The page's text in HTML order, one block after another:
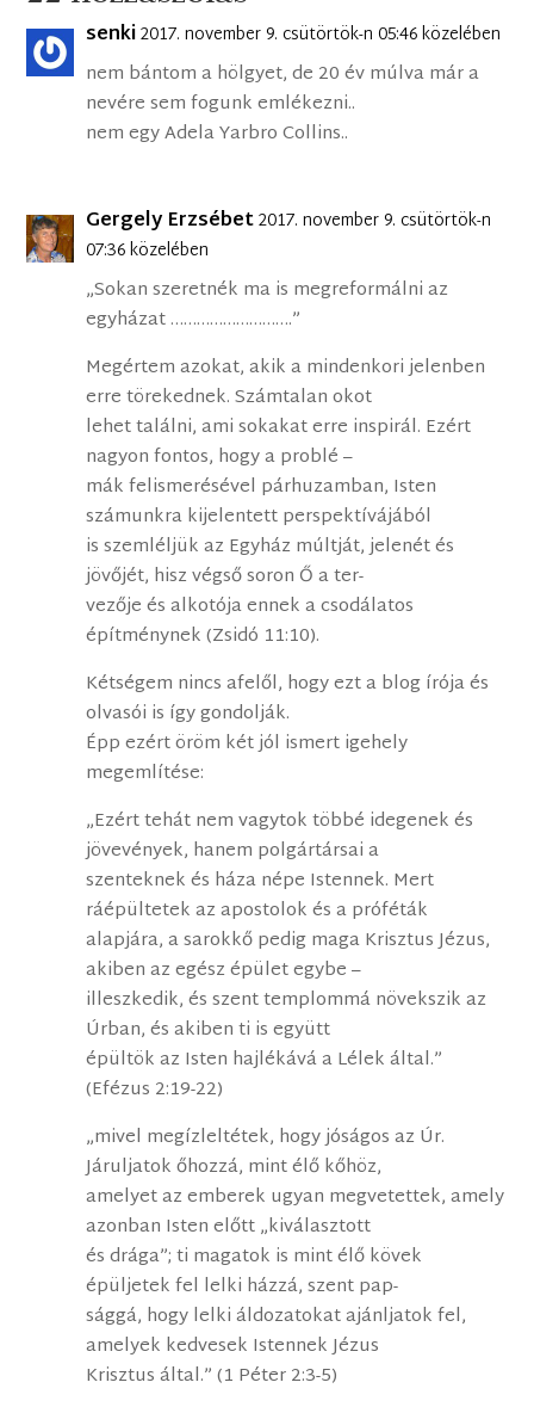
senki2017. november 9. csütörtök-n 05:46 közelében
nem bántom a hölgyet, de 20 év múlva már a
nevére sem fogunk emlékezni..
nem egy Adela Yarbro Collins..
Gergely Erzsébet2017. november 9. csütörtök-n
07:36 közelében
„Sokan szeretnék ma is megreformálni az
egyházat ……………………….”
Megértem azokat, akik a mindenkori jelenben
erre törekednek. Számtalan okot
lehet találni, ami sokakat erre inspirál. Ezért
nagyon fontos, hogy a problé –
mák felismerésével párhuzamban, Isten
számunkra kijelentett perspektívájából
is szemléljük az Egyház múltját, jelenét és
jövőjét, hisz végső soron Ő a ter-
vezője és alkotója ennek a csodálatos
építménynek (Zsidó 11:10).
Kétségem nincs afelől, hogy ezt a blog írója és
olvasói is így gondolják.
Épp ezért öröm két jól ismert igehely
megemlítése:
„Ezért tehát nem vagytok többé idegenek és
jövevények, hanem polgártársai a
szenteknek és háza népe Istennek. Mert
ráépültetek az apostolok és a próféták
alapjára, a sarokkő pedig maga Krisztus Jézus,
akiben az egész épület egybe –
illeszkedik, és szent templommá növekszik az
Úrban, és akiben ti is együtt
épültök az Isten hajlékává a Lélek által.”
(Efézus 2:19-22)
„mivel megízleltétek, hogy jóságos az Úr.
Járuljatok őhozzá, mint élő kőhöz,
amelyet az emberek ugyan megvetettek, amely
azonban Isten előtt „kiválasztott
és drága”; ti magatok is mint élő kövek
épüljetek fel lelki házzá, szent pap-
sággá, hogy lelki áldozatokat ajánljatok fel,
amelyek kedvesek Istennek Jézus
Krisztus által.” (1 Péter 2:3-5)